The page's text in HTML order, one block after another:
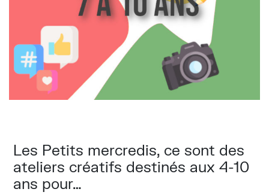
Les Petits mercredis, ce sont des
ateliers créatifs destinés aux 4-10
ans pour…